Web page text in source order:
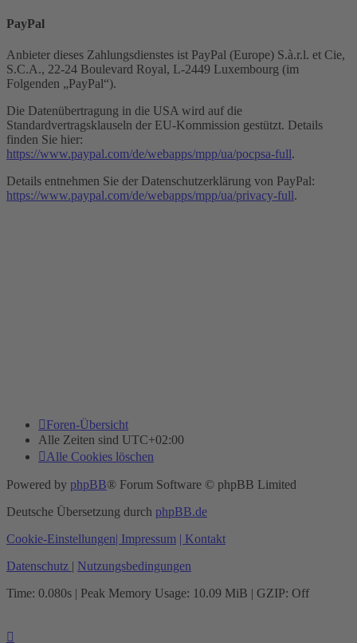
PayPal
Anbieter dieses Zahlungsdienstes ist PayPal (Europe) S.à.r.l. et Cie,
S.C.A., 22-24 Boulevard Royal, L-2449 Luxembourg (im
Folgenden „PayPal“).
Die Datenübertragung in die USA wird auf die
Standardvertragsklauseln der EU-Kommission gestützt. Details
finden Sie hier:
https://www.paypal.com/de/webapps/mpp/ua/pocpsa-full.
Details entnehmen Sie der Datenschutzerklärung von PayPal:
https://www.paypal.com/de/webapps/mpp/ua/privacy-full.
Foren-Übersicht
Alle Zeiten sind UTC+02:00
Alle Cookies löschen
Powered by phpBB® Forum Software © phpBB Limited
Deutsche Übersetzung durch phpBB.de
Cookie-Einstellungen| Impressum | Kontakt
Datenschutz | Nutzungsbedingungen
Time: 0.080s | Peak Memory Usage: 10.09 MiB | GZIP: Off